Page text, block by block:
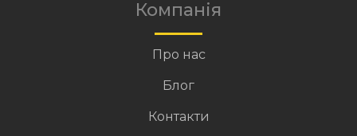
Компанія
Про нас
Блог
Контакти